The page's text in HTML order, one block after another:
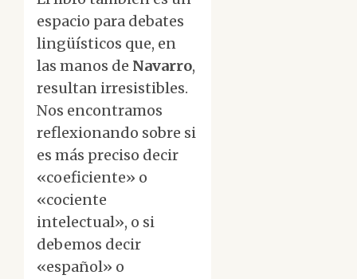
espacio para debates
lingüísticos que, en
las manos de Navarro,
resultan irresistibles.
Nos encontramos
reflexionando sobre si
es más preciso decir
«coeficiente» o
«cociente
intelectual», o si
debemos decir
«español» o